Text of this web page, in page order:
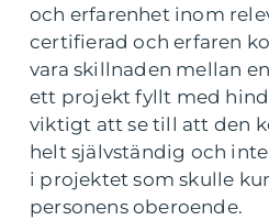
och erfarenhet inom
certifierad och erfaren
vara skillnaden mellan
ett projekt fyllt med
viktigt att se till att den
helt självständig och
i projektet som skulle
personens oberoende.